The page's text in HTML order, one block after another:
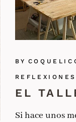
BY
REFLEXIONES
EL
Si hace unos